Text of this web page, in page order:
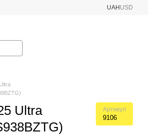
UAH USD
Ultra
Артикул
9106